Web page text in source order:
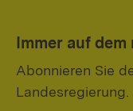
Immer auf
Abonnieren Sie
Landesregierung.